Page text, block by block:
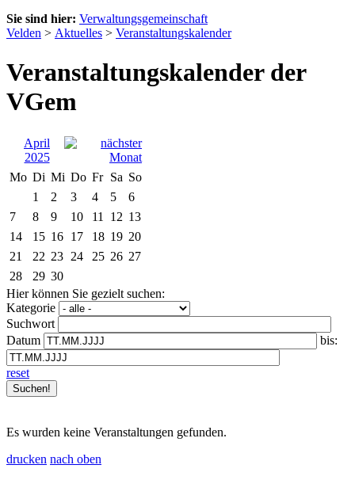
Sie sind hier: Verwaltungsgemeinschaft
Velden > Aktuelles > Veranstaltungskalender
Veranstaltungskalender der
VGem
April
2025
Mo Di Mi Do Fr Sa So
1
2 3 4 5
6
7
8 9 10 11 12 13
14
15 16 17 18 19 20
21
22 23 24 25 26 27
28
29 30
Hier können Sie gezielt suchen:
Kategorie
Suchwort
Datum
bis:
reset
Es wurden keine Veranstaltungen gefunden.
drucken nach oben